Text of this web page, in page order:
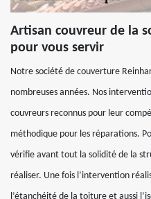
Artisan couvreur de la
pour vous servir
Notre société de couverture
nombreuses années. Nos
couvreurs reconnus pour leur
méthodique pour les réparations.
vérifie avant tout la solidité de la
réaliser. Une fois l’intervention
l’étanchéité de la toiture et aussi